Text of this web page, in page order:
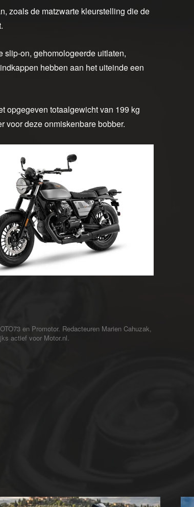
zoals de matzwarte kleurstelling die de
slip-on, gehomologeerde uitlaten,
hebben aan het uiteinde een
opgegeven totaalgewicht van 199 kg
voor deze onmiskenbare bobber.
en Promotor. Redacteuren Marien Cahuzak,
actief voor Motor.nl.